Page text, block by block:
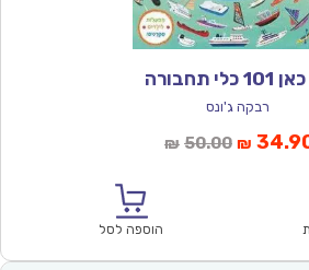
כלי תחבורה
רבקה ג'ונס
₪ 50.00המחיר
₪
הוספה לסל